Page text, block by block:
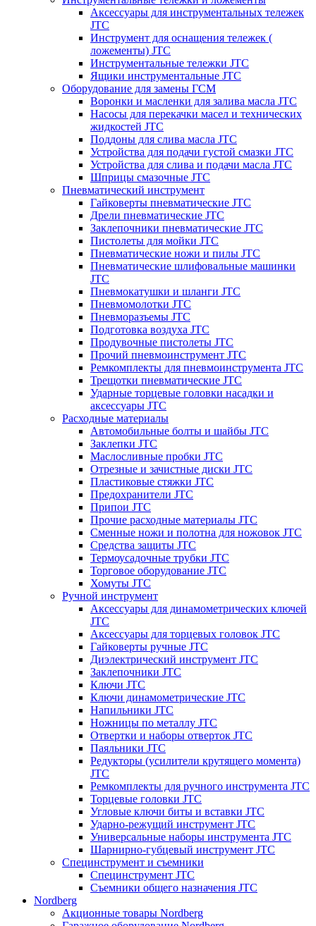
Аксессуары для инструментальных тележек
JTC
Инструмент для оснащения тележек (
ложементы) JTC
Инструментальные тележки JTC
Ящики инструментальные JTC
Оборудование для замены ГСМ
Воронки и масленки для залива масла JTC
Насосы для перекачки масел и технических
жидкостей JTC
Поддоны для слива масла JTC
Устройства для подачи густой смазки JTC
Устройства для слива и подачи масла JTC
Шприцы смазочные JTC
Пневматический инструмент
Гайковерты пневматические JTC
Дрели пневматические JTC
Заклепочники пневматические JTC
Пистолеты для мойки JTC
Пневматические ножи и пилы JTC
Пневматические шлифовальные машинки
JTC
Пневмокатушки и шланги JTC
Пневмомолотки JTC
Пневморазъемы JTC
Подготовка воздуха JTC
Продувочные пистолеты JTC
Прочий пневмоинструмент JTC
Ремкомплекты для пневмоинструмента JTC
Трещотки пневматические JTC
Ударные торцевые головки насадки и
аксессуары JTC
Расходные материалы
Автомобильные болты и шайбы JTC
Заклепки JTC
Маслосливные пробки JTC
Отрезные и зачистные диски JTC
Пластиковые стяжки JTC
Предохранители JTC
Припои JTC
Прочие расходные материалы JTC
Сменные ножи и полотна для ножовок JTC
Средства защиты JTC
Термоусадочные трубки JTC
Торговое оборудование JTC
Хомуты JTC
Ручной инструмент
Аксессуары для динамометрических ключей
JTC
Аксессуары для торцевых головок JTC
Гайковерты ручные JTC
Диэлектрический инструмент JTC
Заклепочники JTC
Ключи JTC
Ключи динамометрические JTC
Напильники JTC
Ножницы по металлу JTC
Отвертки и наборы отверток JTC
Паяльники JTC
Редукторы (усилители крутящего момента)
JTC
Ремкомплекты для ручного инструмента JTC
Торцевые головки JTC
Угловые ключи биты и вставки JTC
Ударно-режущий инструмент JTC
Универсальные наборы инструмента JTC
Шарнирно-губцевый инструмент JTC
Специнструмент и съемники
Специнструмент JTC
Съемники общего назначения JTC
Nordberg
Акционные товары Nordberg